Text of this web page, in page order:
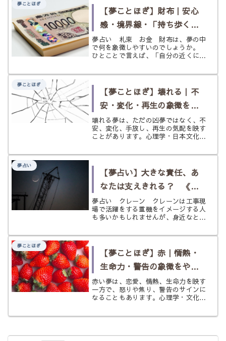
夢ことほぎ
【夢ことほぎ】財布｜安心
感・境界線・「持ち歩く価
値」の象徴をやさしく解説
夢占い 札束 お金 財布は、夢の中
で何を象徴しやすいのでしょうか。
ひとことで言えば、「自分の近くに置
分証、カード、鍵のようなものと結び
心感、自分の輪郭、生活を回す力を持
ち...
夢ことほぎ
【夢ことほぎ】壊れる｜不
安・変化・再生の象徴をや
さしく解説
壊れる夢は、ただの凶夢ではなく、不
安、変化、手放し、再生の気配を映す
ことがあります。心理学・日本文化・
徴をやさしく読み解きます。
夢占い
【夢占い】大きな責任、あ
なたは支えきれる？ 《ク
レーンゲーム・クレーン》
の夢
夢占い クレーン クレーンは工事現
場で活躍をする重機をイメージする人
も多いかもしれませんが、身近なとこ
ゲームなどもあります。 何かを操作
あるクレーンが夢に出てきたとした
ら、...
夢ことほぎ
【夢ことほぎ】赤｜情熱・
生命力・警告の象徴をやさ
しく解説
赤い夢は、恋愛、情熱、生命力を映す
一方で、怒りや焦り、警告のサインに
なることもあります。心理学・文化・
しく読み解きます。